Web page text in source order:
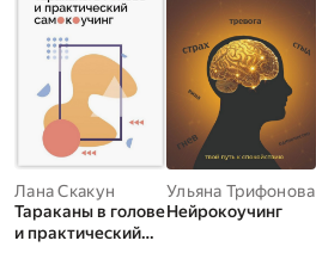
Лана Скакун
Тараканы в голове
и практический
Ульяна Трифонова
Нейрокоучинг